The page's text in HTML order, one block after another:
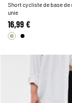
Short cycliste de base de
unie
16,99 €